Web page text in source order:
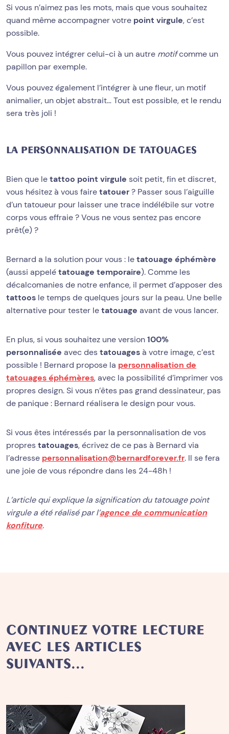
Si vous n’aimez pas les mots, mais que vous souhaitez
quand même accompagner votre point virgule, c’est
possible.
Vous pouvez intégrer celui-ci à un autre motifcomme un
papillon par exemple.
Vous pouvez également l’intégrer à une fleur, un motif
animalier, un objet abstrait… Tout est possible, et le rendu
sera très joli !
LA PERSONNALISATION DE TATOUAGES
Bien que letattoo point virgule soit petit, fin et discret,
vous hésitez à vous fairetatouer? Passer sous l’aiguille
d’un tatoueur pour laisser une trace indélébile sur votre
corps vous effraie ? Vous ne vous sentez pas encore
prêt(e) ?
Bernard a la solution pour vous : letatouage éphémère
(aussi appelétatouage temporaire). Comme les
décalcomanies de notre enfance, il permet d’apposer des
tattoos le temps de quelques jours sur la peau. Une belle
alternative pour tester letatouage avant de vous lancer.
En plus, si vous souhaitez une version100%
personnalisée avec destatouagesà votre image, c’est
possible ! Bernard propose la personnalisation de
tatouages éphémères, avec la possibilité d’imprimer vos
propres design. Si vous n’êtes pas grand dessinateur, pas
de panique : Bernard réalisera le design pour vous.
Si vous êtes intéressés par la personnalisation de vos
proprestatouages, écrivez de ce pas à Bernard via
l’adresse personnalisation@bernardforever.fr. Il se fera
une joie de vous répondre dans les 24-48h !
L’article qui explique la signification du tatouage point
virgule a été réalisé par l’agence de communication
konfiture.
CONTINUEZ VOTRE LECTURE
AVEC LES ARTICLES
SUIVANTS...